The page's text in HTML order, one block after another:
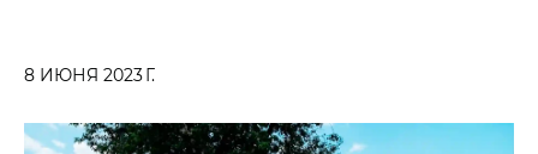
8 ИЮНЯ 2023 Г.